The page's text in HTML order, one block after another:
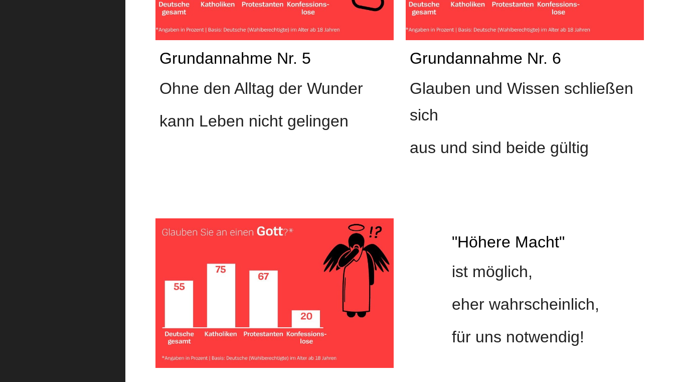
Grundannahme Nr. 5
Ohne den Alltag der Wunder
kann Leben nicht gelingen
Grundannahme Nr. 6
Glauben und Wissen schließen
sich
aus und sind beide gültig
"Höhere Macht"
ist möglich,
eher wahrscheinlich,
für uns notwendig!